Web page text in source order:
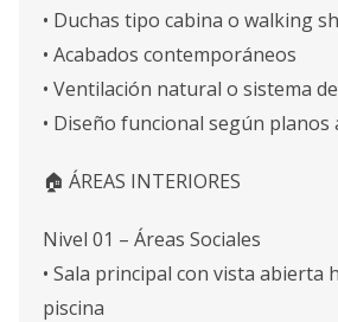
• Duchas tipo cabina o walking
• Acabados contemporáneos
• Ventilación natural o sistema
• Diseño funcional según
🏠 ÁREAS INTERIORES
Nivel 01 – Áreas Sociales
• Sala principal con vista abierta
piscina